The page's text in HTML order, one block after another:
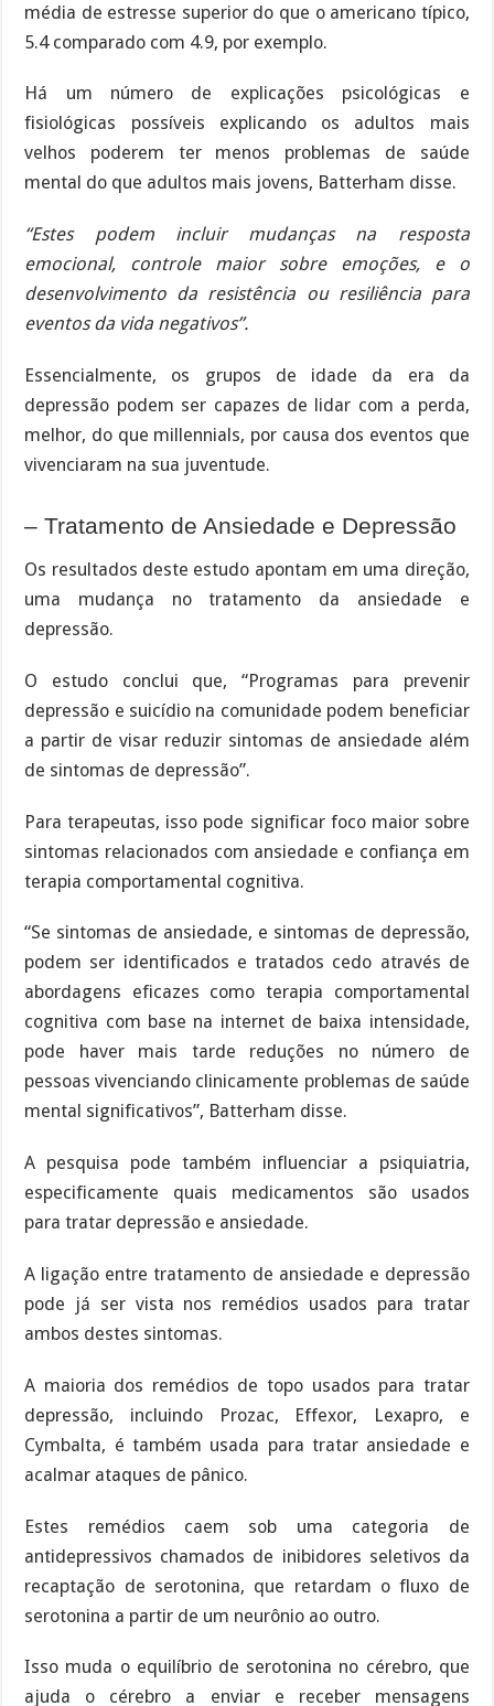
média de estresse superior do que o americano típico,
5.4 comparado com 4.9, por exemplo.
Há um número de explicações psicológicas e
fisiológicas possíveis explicando os adultos mais
velhos poderem ter menos problemas de saúde
mental do que adultos mais jovens, Batterham disse.
“Estes podem incluir mudanças na resposta
emocional, controle maior sobre emoções, e o
desenvolvimento da resistência ou resiliência para
eventos da vida negativos”.
Essencialmente, os grupos de idade da era da
depressão podem ser capazes de lidar com a perda,
melhor, do que millennials, por causa dos eventos que
vivenciaram na sua juventude.
– Tratamento de Ansiedade e Depressão
Os resultados deste estudo apontam em uma direção,
uma mudança no tratamento da ansiedade e
depressão.
O estudo conclui que, “Programas para prevenir
depressão e suicídio na comunidade podem beneficiar
a partir de visar reduzir sintomas de ansiedade além
de sintomas de depressão”.
Para terapeutas, isso pode significar foco maior sobre
sintomas relacionados com ansiedade e confiança em
terapia comportamental cognitiva.
“Se sintomas de ansiedade, e sintomas de depressão,
podem ser identificados e tratados cedo através de
abordagens eficazes como terapia comportamental
cognitiva com base na internet de baixa intensidade,
pode haver mais tarde reduções no número de
pessoas vivenciando clinicamente problemas de saúde
mental significativos”, Batterham disse.
A pesquisa pode também influenciar a psiquiatria,
especificamente quais medicamentos são usados
para tratar depressão e ansiedade.
A ligação entre tratamento de ansiedade e depressão
pode já ser vista nos remédios usados para tratar
ambos destes sintomas.
A maioria dos remédios de topo usados para tratar
depressão, incluindo Prozac, Effexor, Lexapro, e
Cymbalta, é também usada para tratar ansiedade e
acalmar ataques de pânico.
Estes remédios caem sob uma categoria de
antidepressivos chamados de inibidores seletivos da
recaptação de serotonina, que retardam o fluxo de
serotonina a partir de um neurônio ao outro.
Isso muda o equilíbrio de serotonina no cérebro, que
ajuda o cérebro a enviar e receber mensagens